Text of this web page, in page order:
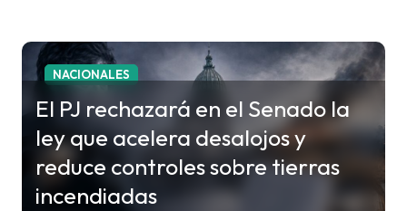
NACIONALES
El PJ rechazará en el Senado la
ley que acelera desalojos y
reduce controles sobre tierras
incendiadas